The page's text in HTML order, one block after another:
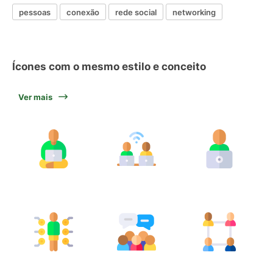
pessoas conexão rede social networking
Ícones com o mesmo estilo e conceito
Ver mais